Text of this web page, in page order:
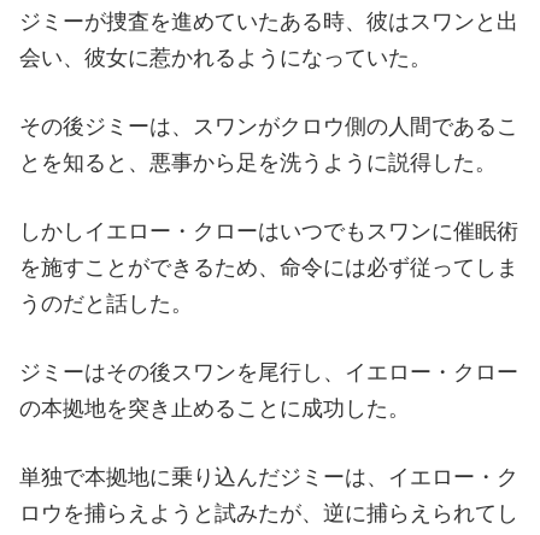
ジミーが捜査を進めていたある時、彼はスワンと出
会い、彼女に惹かれるようになっていた。
その後ジミーは、スワンがクロウ側の人間であるこ
とを知ると、悪事から足を洗うように説得した。
しかしイエロー・クローはいつでもスワンに催眠術
を施すことができるため、命令には必ず従ってしま
うのだと話した。
ジミーはその後スワンを尾行し、イエロー・クロー
の本拠地を突き止めることに成功した。
単独で本拠地に乗り込んだジミーは、イエロー・ク
ロウを捕らえようと試みたが、逆に捕らえられてし